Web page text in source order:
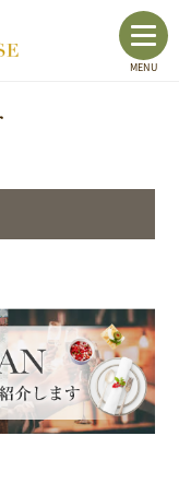
MENU